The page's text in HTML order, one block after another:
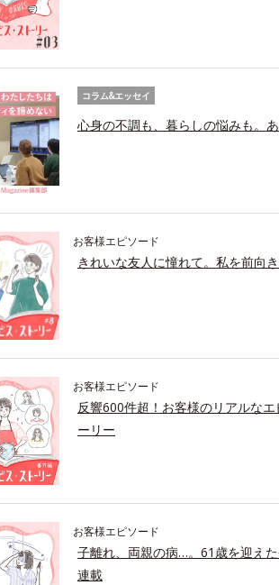
コラム&エッセイ
心身の不調も、暮らしの悩みも。
お客様エピソード
きれいな友人に憧れて。私を前向
お客様エピソード
反響600件超！お客様のリアルな
ーリー
お客様エピソード
子離れ、両親の病…。61歳を迎え
連載